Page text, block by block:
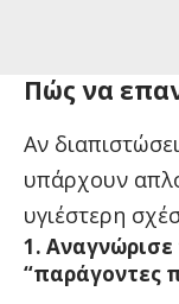
Πώς να
Αν
υπάρχουν
υγιέστερη
1. Αναγνώρισε
“παράγοντες